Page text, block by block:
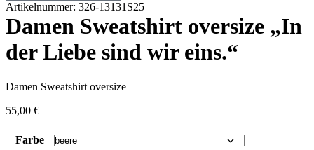
Artikelnummer: 326-13131S25
Damen Sweatshirt oversize „In
der Liebe sind wir eins.“
Damen Sweatshirt oversize
55,00 €
Farbe